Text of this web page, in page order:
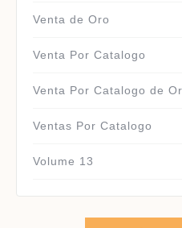
Venta de Oro
Venta Por Catalogo
Venta Por Catalogo de
Ventas Por Catalogo
Volume 13